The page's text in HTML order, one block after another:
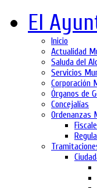
El
Inicio
Actualidad
Saluda del
Servicios
Corporación
Órganos de
Concejalías
Ordenanzas